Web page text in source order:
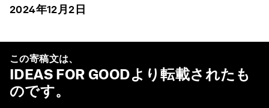
2024年12月2日
この寄稿文は、
IDEAS FOR GOODより転載されたも
のです。